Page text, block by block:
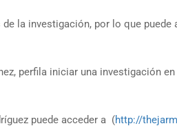
la investigación, por lo que
perfila iniciar una investigación
puede acceder a (http://